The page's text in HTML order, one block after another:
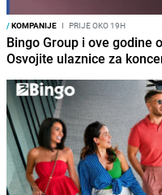
/KOMPANIJE I PRIJE OKO 19H
Bingo Group i ove godine
Osvojite ulaznice za